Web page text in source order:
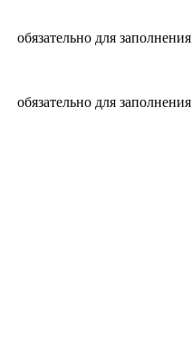
обязательно для заполнения
обязательно для заполнения